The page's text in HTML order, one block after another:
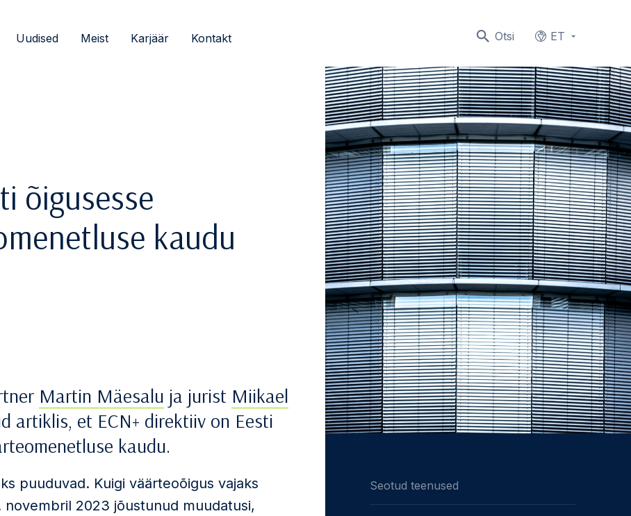
Otsi ET
Uudised Meist Karjäär Kontakt
õigusesse
kaudu
Martin Mäesalu ja jurist Miikael
artiklis, et ECN+ direktiiv on Eesti
kaudu.
puuduvad. Kuigi väärteoõigus vajaks
novembril 2023 jõustunud muudatusi,
Seotud teenused